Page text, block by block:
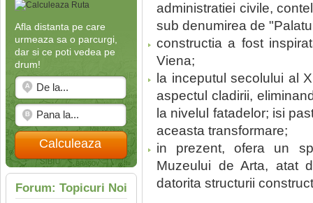
Afla distanta pe care
urmeaza sa o parcurgi,
dar si ce poti vedea pe
drum!
Calculeaza
Forum: Topicuri Noi
administratiei civile,
sub denumirea de
constructia a fost
Viena;
la inceputul secolului al
aspectul cladirii,
la nivelul fatadelor; isi
aceasta transformare;
in prezent, ofera un
Muzeului de Arta, atat
datorita structurii